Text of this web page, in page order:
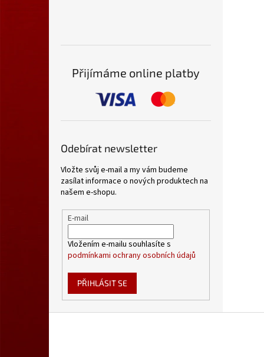
Přijímáme online platby
Odebírat newsletter
Vložte svůj e-mail a my vám budeme
zasílat informace o nových produktech na
našem e-shopu.
E-mail
Vložením e-mailu souhlasíte s
podmínkami ochrany osobních údajů
PŘIHLÁSIT SE